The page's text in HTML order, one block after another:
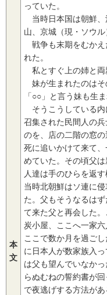
本
文
っていた。
当時日本国は朝鮮、
山、京城（現・ソウ
戦争も末期をむかえ
れた。
私とすぐ上の姉と両
妹が生まれたのはそ
「○○」と言う妹も生ま
そうこうしている内
召集された民間人の
のを、店の二階の窓
死に追いかけて来て
めていた。その頃父
人達は手のひらを返
当時北朝鮮はソ連に
た。父もそうなるは
て来た父と再会した
炭小屋、ここへ一家
ここで数か月を過ご
に日本人が数家族入
は父も望んでいなか
らぬむねの誓約書が
で夜逃げする方法が